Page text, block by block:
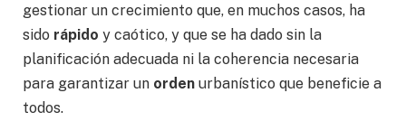
gestionar un crecimiento que, en muchos casos, ha
sido rápido y caótico, y que se ha dado sin la
planificación adecuada ni la coherencia necesaria
para garantizar un orden urbanístico que beneficie a
todos.